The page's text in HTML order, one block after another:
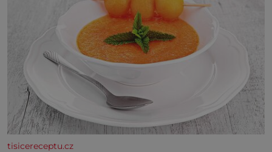
tisicereceptu.cz